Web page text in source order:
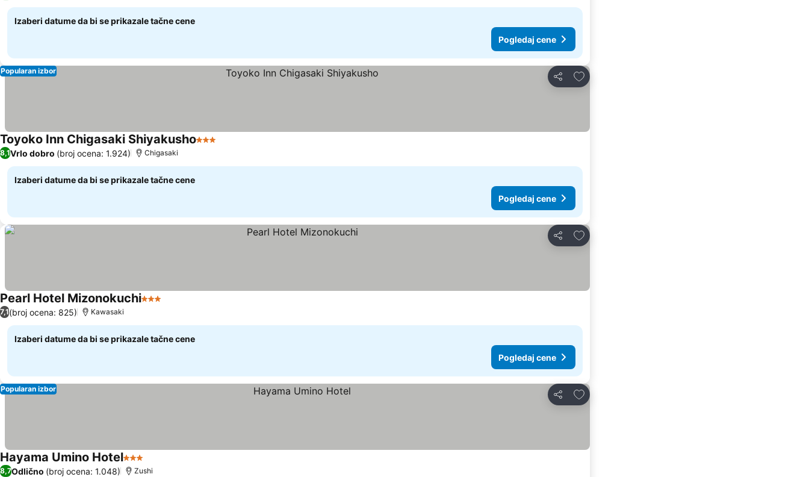
Izaberi datume da bi se prikazale tačne cene
Pogledaj cene
Deli
Dodati u favorite
Popularan izbor
Toyoko Inn Chigasaki Shiyakusho3 Zvezdice
8,1Vrlo dobro (broj ocena: 1.924) Chigasaki
Izaberi datume da bi se prikazale tačne cene
Pogledaj cene
Deli
Dodati u favorite
Pearl Hotel Mizonokuchi3 Zvezdice
7,1(broj ocena: 825) Kawasaki
Izaberi datume da bi se prikazale tačne cene
Pogledaj cene
Deli
Dodati u favorite
Popularan izbor
Hayama Umino Hotel3 Zvezdice
8,7Odlično (broj ocena: 1.048) Zushi